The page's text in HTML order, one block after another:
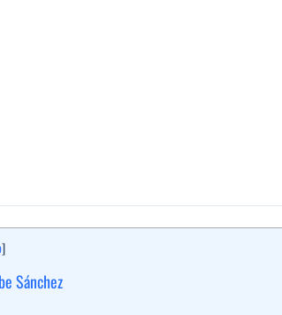
]
Sánchez